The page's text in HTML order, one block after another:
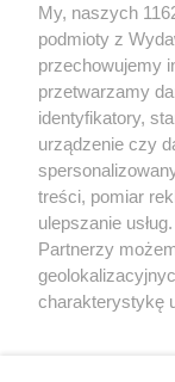
"kocham" inaczej
AGNIESZKA
ROMANTYCZNE
My, naszych
podmioty z
przechowujemy
przetwarzamy
identyfikatory,
urządzenie czy
treści, pomiar
ulepszanie
Partnerzy
charakterystykę